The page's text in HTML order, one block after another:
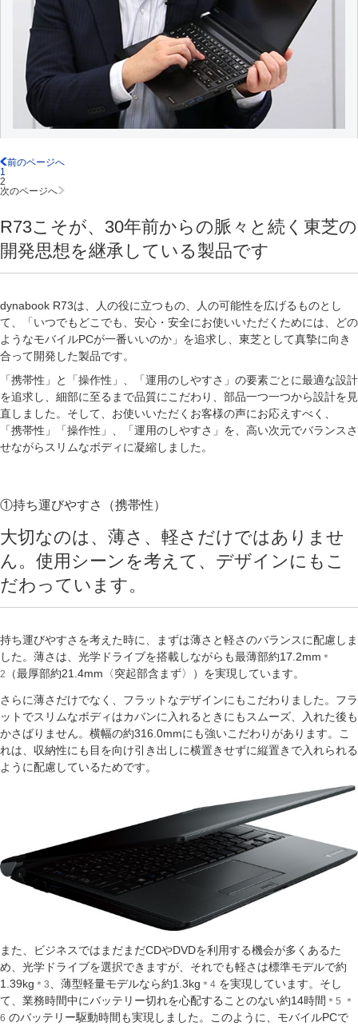
前のページへ
1
2
次のページへ
R73こそが、30年前からの脈々と続く東芝の
開発思想を継承している製品です
dynabook R73は、人の役に立つもの、人の可能性を広げるものとし
て、「いつでもどこでも、安心・安全にお使いいただくためには、どの
ようなモバイルPCが一番いいのか」を追求し、東芝として真摯に向き
合って開発した製品です。
「携帯性」と「操作性」、「運用のしやすさ」の要素ごとに最適な設計
を追求し、細部に至るまで品質にこだわり、部品一つ一つから設計を見
直しました。そして、お使いいただくお客様の声にお応えすべく、
「携帯性」「操作性」、「運用のしやすさ」を、高い次元でバランスさ
せながらスリムなボディに凝縮しました。
①持ち運びやすさ（携帯性）
大切なのは、薄さ、軽さだけではありませ
ん。 使用シーンを考えて、デザインにもこ
だわっています。
持ち運びやすさを考えた時に、まずは薄さと軽さのバランスに配慮しま
した。薄さは、光学ドライブを搭載しながらも最薄部約17.2mm ＊
2
（最厚部約21.4mm〈突起部含まず〉）を実現しています。
さらに薄さだけでなく、フラットなデザインにもこだわりました。フラ
ットでスリムなボディはカバンに入れるときにもスムーズ、入れた後も
かさばりません。横幅の約316.0mmにも強いこだわりがあります。こ
れは、収納性にも目を向け引き出しに横置きせずに縦置きで入れられる
ように配慮しているためです。
また、ビジネスではまだまだCDやDVDを利用する機会が多くあるた
め、光学ドライブを選択できますが、それでも軽さは標準モデルで約
1.39kg ＊3、薄型軽量モデルなら約1.3kg ＊4 を実現しています。そし
て、業務時間中にバッテリー切れを心配することのない約14時間 ＊5 ＊
6 のバッテリー駆動時間も実現しました。このように、モバイルPCで